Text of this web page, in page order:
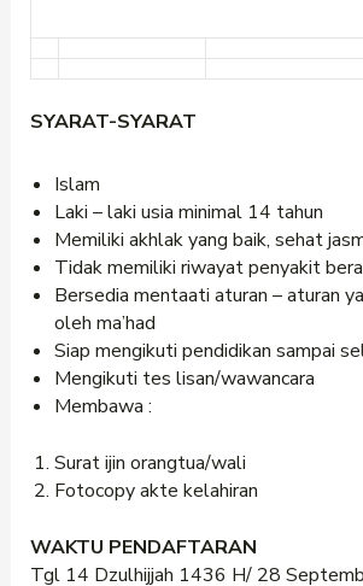
SYARAT-SYARAT
Islam
Laki – laki usia minimal 14 tahun
Memiliki akhlak yang baik, sehat
Tidak memiliki riwayat penyakit
Bersedia mentaati aturan – aturan
oleh ma’had
Siap mengikuti pendidikan sampai
Mengikuti tes lisan/wawancara
Membawa :
Surat ijin orangtua/wali
Fotocopy akte kelahiran
WAKTU PENDAFTARAN
Tgl 14 Dzulhijjah 1436 H/ 28